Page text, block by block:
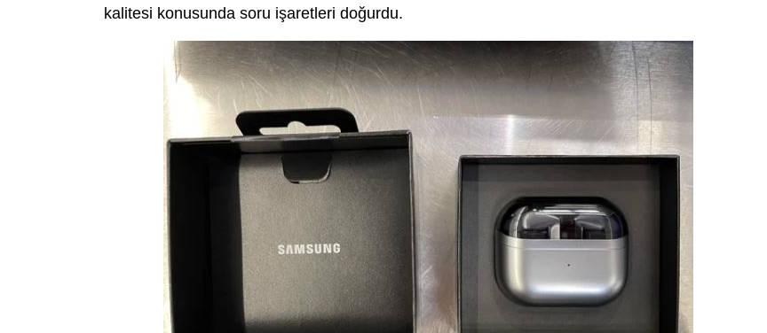
kalitesi konusunda soru işaretleri doğurdu.